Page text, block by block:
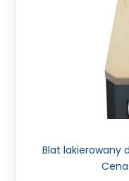
Blat lakierowany